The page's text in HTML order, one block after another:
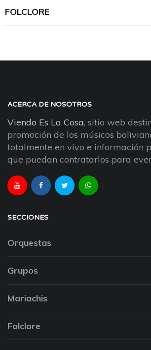
FOLCLORE
ACERCA DE NOSOTROS
Viendo Es La Cosa, sitio web
promoción de los músicos
totalmente en vivo e información
que puedan contratarlos para
SECCIONES
Orquestas
Grupos
Mariachis
Folclore